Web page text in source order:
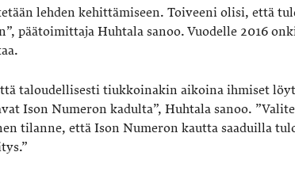
lehden kehittämiseen. Toiveeni olisi, että
päätoimittaja Huhtala sanoo. Vuodelle 2016
taloudellisesti tiukkoinakin aikoina ihmiset
Ison Numeron kadulta”, Huhtala sanoo.
tilanne, että Ison Numeron kautta saaduilla